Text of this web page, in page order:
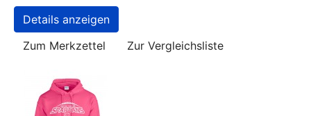
Details anzeigen
Zum Merkzettel
Zur Vergleichsliste